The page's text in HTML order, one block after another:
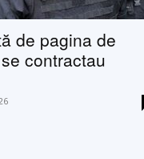
de pagina de
contractau